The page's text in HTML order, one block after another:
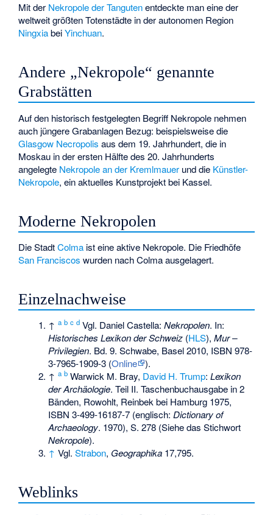
Mit der Nekropole der Tangutenentdeckte man eine der
weltweit größten Totenstädte in der autonomen Region
NingxiabeiYinchuan.
Andere „Nekropole“ genannte
Grabstätten
Auf den historisch festgelegten Begriff Nekropole nehmen
auch jüngere Grabanlagen Bezug: beispielsweise die
Glasgow Necropolis aus dem 19. Jahrhundert, die in
Moskau in der ersten Hälfte des 20. Jahrhunderts
angelegte Nekropole an der Kremlmauer und die Künstler-
Nekropole, ein aktuelles Kunstprojekt bei Kassel.
Moderne Nekropolen
Die StadtColma ist eine aktive Nekropole. Die Friedhöfe
San Franciscos wurden nach Colma ausgelagert.
Einzelnachweise
↑a b c d Vgl. Daniel Castella:Nekropolen. In:
Historisches Lexikon der Schweiz (HLS),Mur –
Privilegien. Bd. 9. Schwabe, Basel 2010, ISBN 978-
3-7965-1909-3 (Online
).
↑a b Warwick M. Bray, David H. Trump:Lexikon
der Archäologie. Teil II. Taschenbuchausgabe in 2
Bänden, Rowohlt, Reinbek bei Hamburg 1975,
ISBN 3-499-16187-7 (englisch:Dictionary of
Archaeology. 1970), S. 278 (Siehe das Stichwort
Nekropole).
↑ Vgl.Strabon, Geographika 17,795.
Weblinks